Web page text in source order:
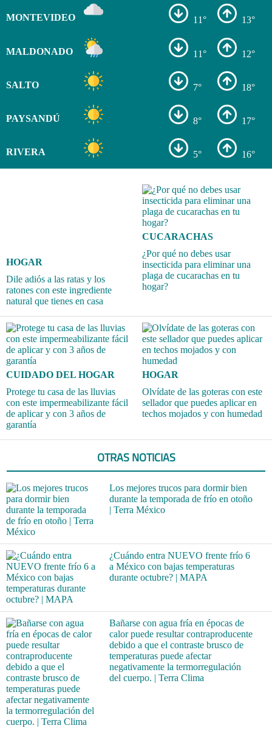
MONTEVIDEO 11° 13°
MALDONADO 11° 12°
SALTO 7° 18°
PAYSANDÚ 8° 17°
RIVERA 5° 16°
HOGAR
Dile adiós a las ratas y los
ratones con este ingrediente
natural que tienes en casa
CUCARACHAS
¿Por qué no debes usar
insecticida para eliminar una
plaga de cucarachas en tu
hogar?
CUIDADO DEL HOGAR
Protege tu casa de las lluvias
con este impermeabilizante fácil
de aplicar y con 3 años de
garantía
HOGAR
Olvídate de las goteras con este
sellador que puedes aplicar en
techos mojados y con humedad
OTRAS NOTICIAS
Los mejores trucos para dormir bien
durante la temporada de frío en otoño
| Terra México
¿Cuándo entra NUEVO frente frío 6
a México con bajas temperaturas
durante octubre? | MAPA
Bañarse con agua fría en épocas de
calor puede resultar contraproducente
debido a que el contraste brusco de
temperaturas puede afectar
negativamente la termorregulación
del cuerpo. | Terra Clima